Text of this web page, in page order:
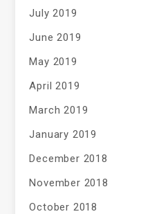
July 2019
June 2019
May 2019
April 2019
March 2019
January 2019
December 2018
November 2018
October 2018